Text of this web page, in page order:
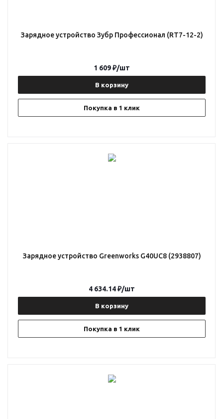
Зарядное устройство Зубр Профессионал (RT7-12-2)
В корзину
Покупка в 1 клик
1 609₽/шт
Зарядное устройство Greenworks G40UC8 (2938807)
В корзину
Покупка в 1 клик
4 634.14₽/шт